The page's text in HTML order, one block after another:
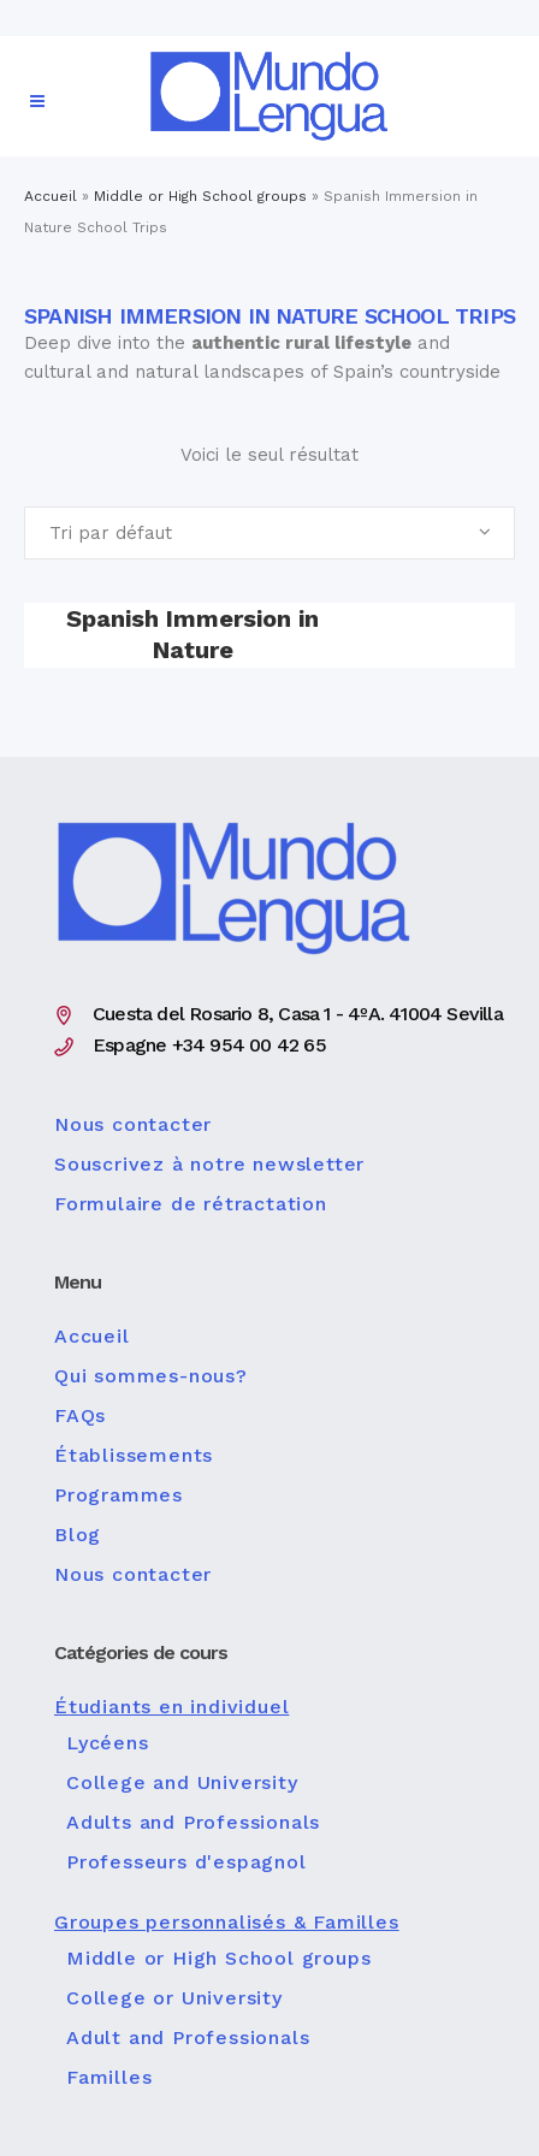
Accueil » Middle or High School groups » Spanish Immersion in
Nature School Trips
SPANISH IMMERSION IN NATURE SCHOOL TRIPS
Deep dive into the authentic rural lifestyle and
cultural and natural landscapes of Spain’s countryside
Voici le seul résultat
Tri par défaut
Spanish Immersion in
Nature
Cuesta del Rosario 8, Casa 1 - 4ºA. 41004 Sevilla
Espagne +34 954 00 42 65
Nous contacter
Souscrivez à notre newsletter
Formulaire de rétractation
Menu
Accueil
Qui sommes-nous?
FAQs
Établissements
Programmes
Blog
Nous contacter
Catégories de cours
Étudiants en individuel
Lycéens
College and University
Adults and Professionals
Professeurs d'espagnol
Groupes personnalisés & Familles
Middle or High School groups
College or University
Adult and Professionals
Familles